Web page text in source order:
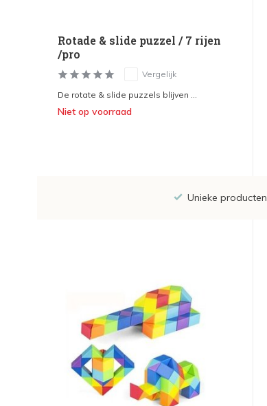
Rotade & slide puzzel / 7 rijen
/pro
Vergelijk
De rotate & slide puzzels blijven ...
Niet op voorraad
Unieke producten